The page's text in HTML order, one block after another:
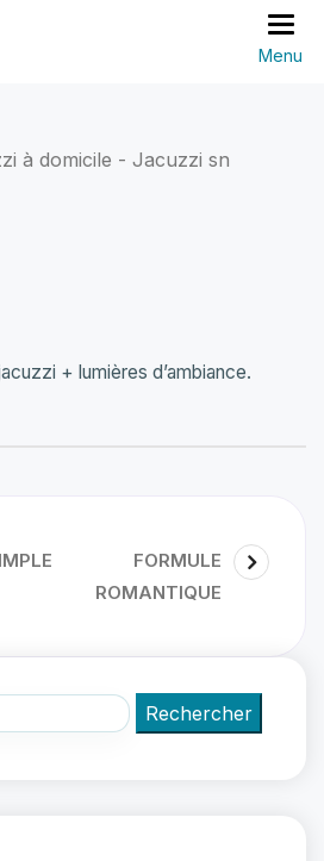
à domicile - Jacuzzi sn
+ lumières d’ambiance.
FORMULE
ROMANTIQUE